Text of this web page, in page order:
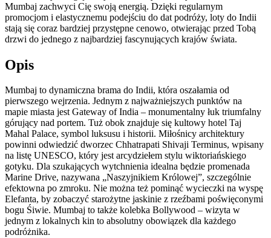
Mumbaj zachwyci Cię swoją energią. Dzięki regularnym
promocjom i elastycznemu podejściu do dat podróży, loty do Indii
stają się coraz bardziej przystępne cenowo, otwierając przed Tobą
drzwi do jednego z najbardziej fascynujących krajów świata.
Opis
Mumbaj to dynamiczna brama do Indii, która oszałamia od
pierwszego wejrzenia. Jednym z najważniejszych punktów na
mapie miasta jest Gateway of India – monumentalny łuk triumfalny
górujący nad portem. Tuż obok znajduje się kultowy hotel Taj
Mahal Palace, symbol luksusu i historii. Miłośnicy architektury
powinni odwiedzić dworzec Chhatrapati Shivaji Terminus, wpisany
na listę UNESCO, który jest arcydziełem stylu wiktoriańskiego
gotyku. Dla szukających wytchnienia idealna będzie promenada
Marine Drive, nazywana „Naszyjnikiem Królowej”, szczególnie
efektowna po zmroku. Nie można też pominąć wycieczki na wyspę
Elefanta, by zobaczyć starożytne jaskinie z rzeźbami poświęconymi
bogu Śiwie. Mumbaj to także kolebka Bollywood – wizyta w
jednym z lokalnych kin to absolutny obowiązek dla każdego
podróżnika.